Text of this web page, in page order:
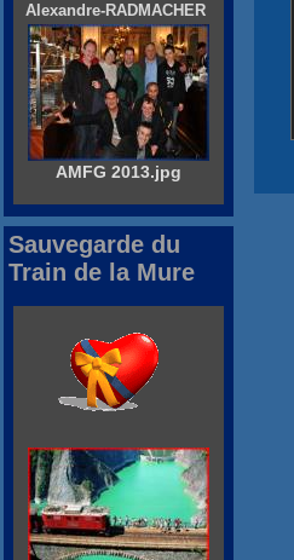
Alexandre-RADMACHER
AMFG 2013.jpg
Sauvegarde du
Train de la Mure